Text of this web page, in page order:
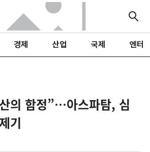
경제 산업 국제 엔터
의 함정”…아스파탐, 심
기